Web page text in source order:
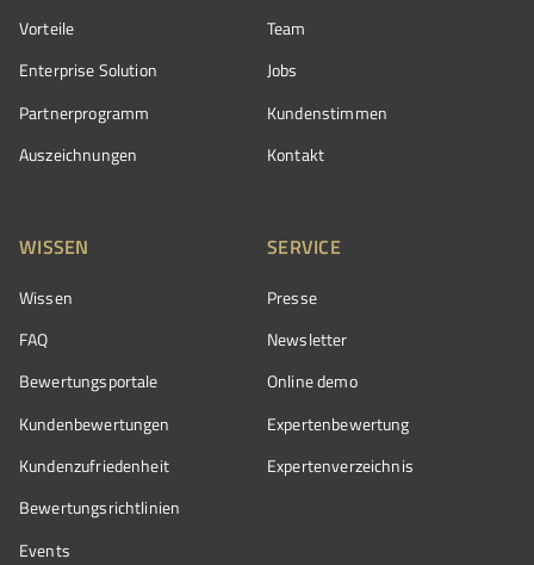
Vorteile
Enterprise Solution
Partnerprogramm
Auszeichnungen
Team
Jobs
Kundenstimmen
Kontakt
WISSEN
Wissen
FAQ
Bewertungsportale
Kundenbewertungen
Kundenzufriedenheit
Bewertungs­richtlinien
Events
SERVICE
Presse
Newsletter
Online demo
Expertenbewertung
Expertenverzeichnis